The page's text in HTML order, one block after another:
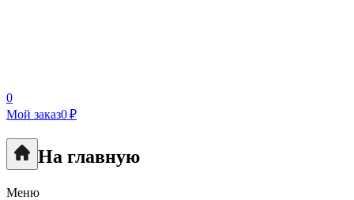
0
Мой заказ0 ₽
На главную
Меню